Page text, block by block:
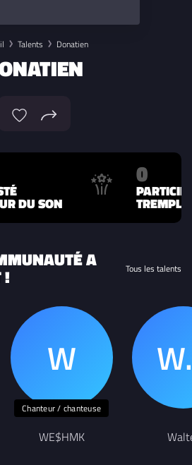
Talents Donatien
DU SON
0
A
! Tous les talents
Chanteur / chanteuse
WE$HMK